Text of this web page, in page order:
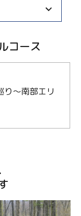
コース
り～南部エリ